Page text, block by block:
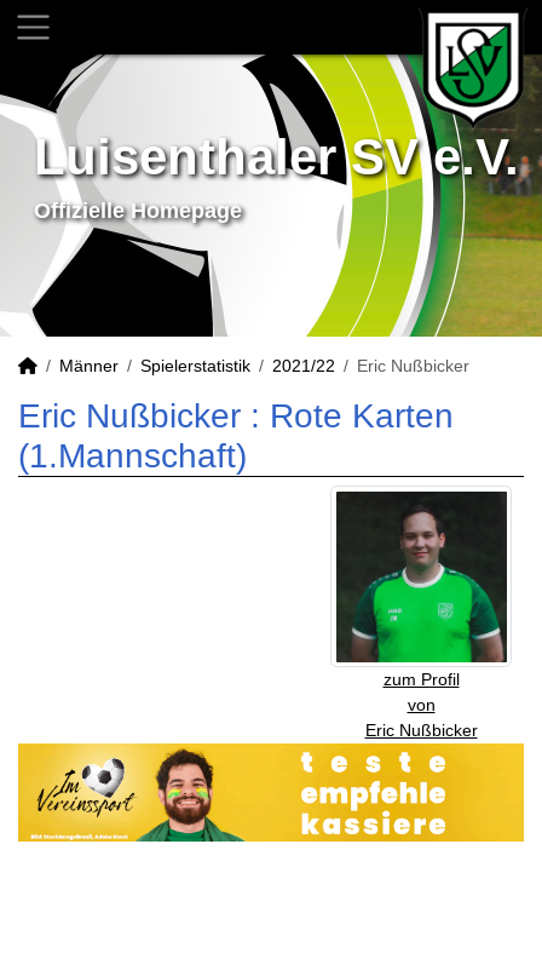
Luisenthaler SV e.V.
Offizielle Homepage
Männer Spielerstatistik 2021/22 Eric Nußbicker
Eric Nußbicker : Rote Karten
(1.Mannschaft)
zum Profil
von
Eric Nußbicker